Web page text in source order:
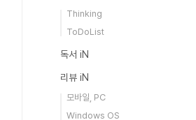
Thinking
ToDoList
독서 iN
리뷰 iN
모바일, PC
Windows OS